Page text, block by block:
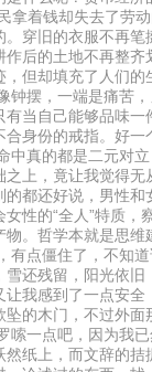
拿着钱却失去了劳
。穿旧的衣服不再
作后的土地不再整
，但却填充了人们的
，一端是痛苦，
有当自己能够品味
合身份的戒指。好
的都是二元对立
之上，竟让我觉得
都还好说，男性和
女性的“全人”特质
物。哲学本就是思
僵住了，不知道
雪还残留，阳光依
让我感到了一点安
坠的木门，不过外
点吧，因为我已
然纸上，而文辞的